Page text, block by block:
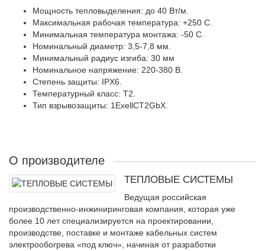
Мощность тепловыделения: до 40 Вт/м.
Максимальная рабочая температура: +250 С.
Минимальная температура монтажа: -50 С.
Номинальный диаметр: 3,5-7,8 мм.
Минимальный радиус изгиба: 30 мм
Номинальное напряжение: 220-380 В.
Степень защиты: IPX6.
Температурный класс: Т2.
Тип взрывозащиты: 1ExellCT2GbX.
О производителе
ТЕПЛОВЫЕ СИСТЕМЫ
Ведущая российская
производственно-инжиниринговая компания, которая уже
более 10 лет специализируется на проектировании,
производстве, поставке и монтаже кабельных систем
электрообогрева «под ключ», начиная от разработки